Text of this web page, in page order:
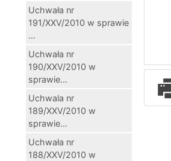
Uchwała nr
191/XXV/2010 w sprawie
...
Uchwała nr
190/XXV/2010 w
sprawie...
Uchwala nr
189/XXV/2010 w
sprawie...
Uchwała nr
188/XXV/2010 w